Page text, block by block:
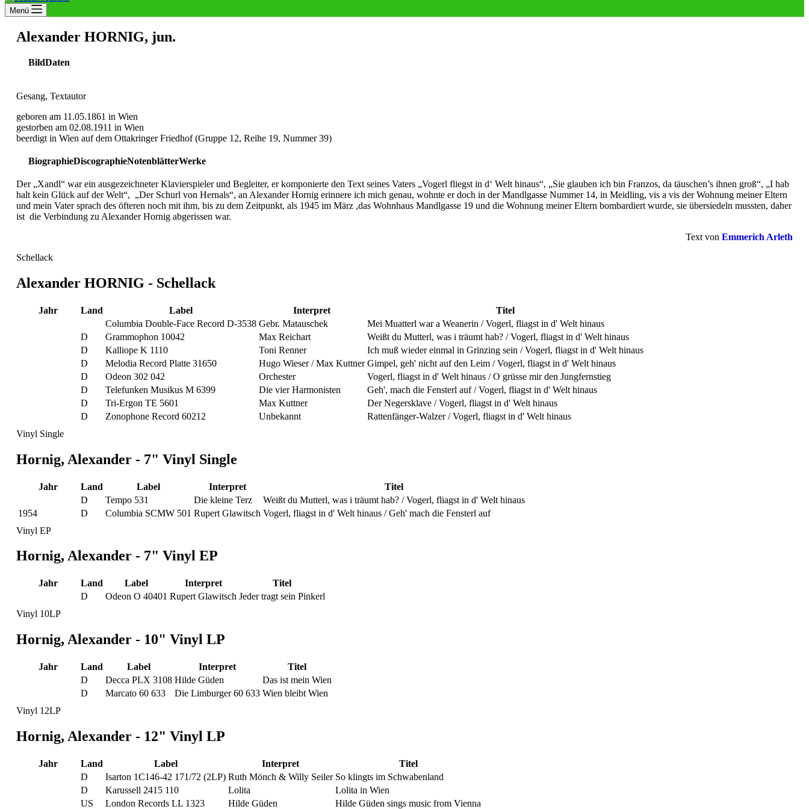
Menü
Alexander HORNIG, jun.
BildDaten
Gesang, Textautor
geboren am 11.05.1861 in Wien
gestorben am 02.08.1911 in Wien
beerdigt in Wien auf dem Ottakringer Friedhof (Gruppe 12, Reihe 19, Nummer 39)
BiographieDiscographieNotenblätterWerke
Der „Xandl“ war ein ausgezeichneter Klavierspieler und Begleiter, er komponierte den Text seines Vaters „Vogerl fliegst in d‘ Welt hinaus“, „Sie glauben ich bin Franzos, da täuschen’s ihnen groß“, „I hab
halt kein Glück auf der Welt“, „Der Schurl von Hernals“, an Alexander Hornig erinnere ich mich genau, wohnte er doch in der Mandlgasse Nummer 14, in Meidling, vis a vis der Wohnung meiner Eltern
und mein Vater sprach des öfteren noch mit ihm, bis zu dem Zeitpunkt, als 1945 im März ,das Wohnhaus Mandlgasse 19 und die Wohnung meiner Eltern bombardiert wurde, sie übersiedeln mussten, daher
ist die Verbindung zu Alexander Hornig abgerissen war.
Text von Emmerich Arleth
Schellack
Alexander HORNIG - Schellack
Jahr Land Label Interpret
Titel
Columbia Double-Face Record D-3538 Gebr. Matauschek
Mei Muatterl war a Weanerin / Vogerl, fliagst in d' Welt hinaus
D
Grammophon 10042 Max Reichart
Weißt du Mutterl, was i träumt hab? / Vogerl, fliagst in d' Welt hinaus
D
Kalliope K 1110 Toni Renner
Ich muß wieder einmal in Grinzing sein / Vogerl, fliagst in d' Welt hinaus
D
Melodia Record Platte 31650 Hugo Wieser / Max Kuttner Gimpel, geh' nicht auf den Leim / Vogerl, fliagst in d' Welt hinaus
D
Odeon 302 042 Orchester
Vogerl, fliagst in d' Welt hinaus / O grüsse mir den Jungfernstieg
D
Telefunken Musikus M 6399 Die vier Harmonisten
Geh', mach die Fensterl auf / Vogerl, fliagst in d' Welt hinaus
D
Tri-Ergon TE 5601 Max Kuttner
Der Negersklave / Vogerl, fliagst in d' Welt hinaus
D
Zonophone Record 60212 Unbekannt
Rattenfänger-Walzer / Vogerl, fliagst in d' Welt hinaus
Vinyl Single
Hornig, Alexander - 7" Vinyl Single
Jahr Land Label Interpret
Titel
D
Tempo 531 Die kleine Terz
Weißt du Mutterl, was i träumt hab? / Vogerl, fliagst in d' Welt hinaus
1954
D Columbia SCMW 501 Rupert Glawitsch Vogerl, fliagst in d' Welt hinaus / Geh' mach die Fensterl auf
Vinyl EP
Hornig, Alexander - 7" Vinyl EP
Jahr Land Label Interpret
Titel
D
Odeon O 40401 Rupert Glawitsch Jeder tragt sein Pinkerl
Vinyl 10LP
Hornig, Alexander - 10" Vinyl LP
Jahr Land Label Interpret
Titel
D
Decca PLX 3108 Hilde Güden
Das ist mein Wien
D
Marcato 60 633 Die Limburger 60 633 Wien bleibt Wien
Vinyl 12LP
Hornig, Alexander - 12" Vinyl LP
Jahr Land Label Interpret
Titel
D
Isarton 1C146-42 171/72 (2LP) Ruth Mönch & Willy Seiler So klingts im Schwabenland
D
Karussell 2415 110 Lolita
Lolita in Wien
US
London Records LL 1323 Hilde Güden Hilde Güden sings music from Vienna